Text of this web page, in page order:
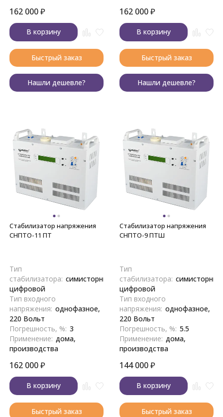
162 000₽
В корзину
Быстрый заказ
Нашли дешевле?
162 000₽
В корзину
Быстрый заказ
Нашли дешевле?
Стабилизатор напряжения
СНПТО-11 ПТ
Тип
стабилизатора: симисторный,
цифровой
Тип входного
напряжения: однофазное,
220 Вольт
Погрешность, %: 3
Применение: дома,
производства
162 000₽
В корзину
Быстрый заказ
Стабилизатор напряжения
СНПТО-9 ПТШ
Тип
стабилизатора:
цифровой
Тип входного
напряжения: однофазное,
220 Вольт
Погрешность, %: 5.5
Применение: дома,
производства
144 000₽
В корзину
Быстрый заказ